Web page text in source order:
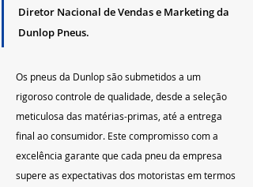
Diretor Nacional de Vendas e Marketing da
Dunlop Pneus.
Os pneus da Dunlop são submetidos a um
rigoroso controle de qualidade, desde a seleção
meticulosa das matérias-primas, até a entrega
final ao consumidor. Este compromisso com a
excelência garante que cada pneu da empresa
supere as expectativas dos motoristas em termos